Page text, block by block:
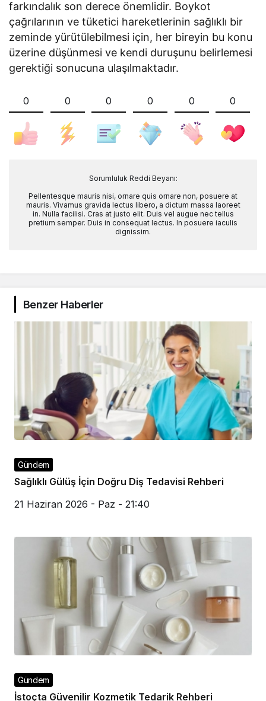
farkındalık son derece önemlidir. Boykot
çağrılarının ve tüketici hareketlerinin sağlıklı bir
zeminde yürütülebilmesi için, her bireyin bu konu
üzerine düşünmesi ve kendi duruşunu belirlemesi
gerektiği sonucuna ulaşılmaktadır.
0 0 0 0 0 0
Sorumluluk Reddi Beyanı:
Pellentesque mauris nisi, ornare quis ornare non, posuere at
mauris. Vivamus gravida lectus libero, a dictum massa laoreet
in. Nulla facilisi. Cras at justo elit. Duis vel augue nec tellus
pretium semper. Duis in consequat lectus. In posuere iaculis
dignissim.
Benzer Haberler
Gündem
Sağlıklı Gülüş İçin Doğru Diş Tedavisi Rehberi
21 Haziran 2026 - Paz - 21:40
Gündem
İstoçta Güvenilir Kozmetik Tedarik Rehberi